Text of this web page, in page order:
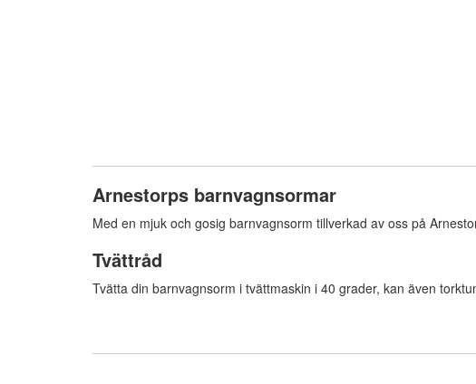
Arnestorps barnvagnsormar
Med en mjuk och gosig barnvagnsorm tillverkad av oss på
Tvättråd
Tvätta din barnvagnsorm i tvättmaskin i 40 grader, kan även